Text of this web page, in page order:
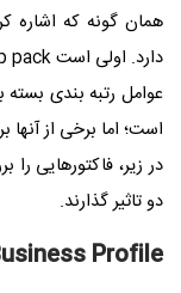
همان گونه که اشاره
دارد. اولی است map pack و دومی نتایج ارگانیک معمولی.
عوامل رتبه بندی
است؛ اما برخی از
در زیر، فاکتورهایی
دو تاثیر گذارند.
Profile